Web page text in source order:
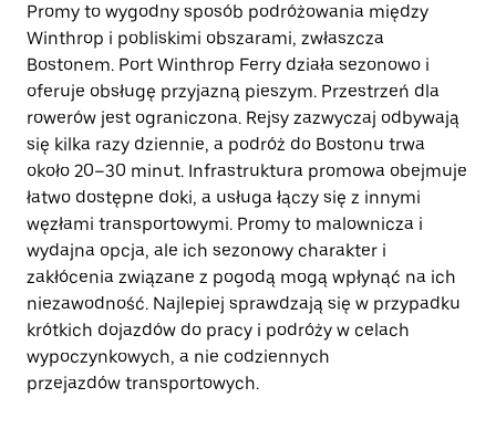
Promy to wygodny sposób podróżowania między
Winthrop i pobliskimi obszarami, zwłaszcza
Bostonem. Port Winthrop Ferry działa sezonowo i
oferuje obsługę przyjazną pieszym. Przestrzeń dla
rowerów jest ograniczona. Rejsy zazwyczaj odbywają
się kilka razy dziennie, a podróż do Bostonu trwa
około 20–30 minut. Infrastruktura promowa obejmuje
łatwo dostępne doki, a usługa łączy się z innymi
węzłami transportowymi. Promy to malownicza i
wydajna opcja, ale ich sezonowy charakter i
zakłócenia związane z pogodą mogą wpłynąć na ich
niezawodność. Najlepiej sprawdzają się w przypadku
krótkich dojazdów do pracy i podróży w celach
wypoczynkowych, a nie codziennych
przejazdów transportowych.